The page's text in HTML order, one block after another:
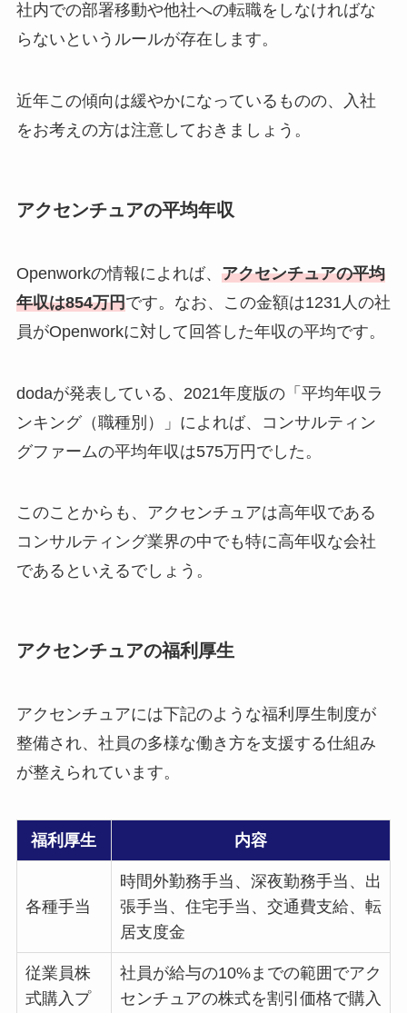
社内での部署移動や他社への転職をしなければな
らないというルールが存在します。
近年この傾向は緩やかになっているものの、入社
をお考えの方は注意しておきましょう。
アクセンチュアの平均年収
Openworkの情報によれば、 アクセンチュアの平均
年収は854万円です。なお、この金額は1231人の社
員がOpenworkに対して回答した年収の平均です。
dodaが発表している、2021年度版の「平均年収ラ
ンキング（職種別）」によれば、コンサルティン
グファームの平均年収は575万円でした。
このことからも、アクセンチュアは高年収である
コンサルティング業界の中でも特に高年収な会社
であるといえるでしょう。
アクセンチュアの福利厚生
アクセンチュアには下記のような福利厚生制度が
整備され、社員の多様な働き方を支援する仕組み
が整えられています。
福利厚生 内容
各種手当
時間外勤務手当、深夜勤務手当、出
張手当、住宅手当、交通費支給、転
居支度金
従業員株
式購入プ
社員が給与の10%までの範囲でアク
センチュアの株式を割引価格で購入